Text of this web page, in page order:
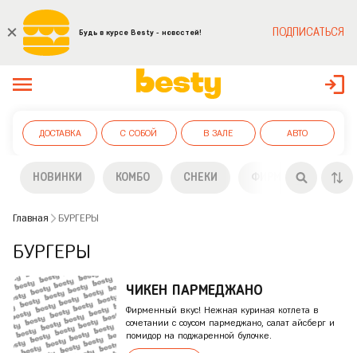
Будь в курсе Besty - новостей! ПОДПИСАТЬСЯ
ДОСТАВКА С СОБОЙ В ЗАЛЕ АВТО
НОВИНКИ КОМБО СНЕКИ ФИРМЕННЫЕ
Главная БУРГЕРЫ
БУРГЕРЫ
ЧИКЕH ПАРМЕДЖАНО
Фирменный вкус! Нежная куриная котлета в
сочетании с соусом пармеджано, салат айсберг и
помидор на поджаренной булочке.